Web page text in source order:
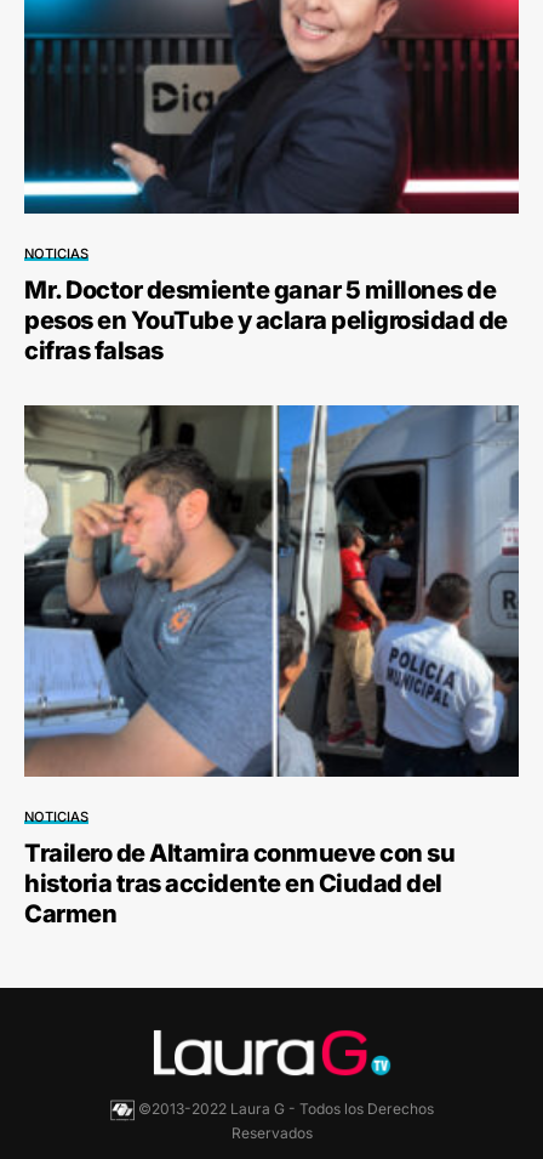
NOTICIAS
Mr. Doctor desmiente ganar 5 millones de
pesos en YouTube y aclara peligrosidad de
cifras falsas
NOTICIAS
Trailero de Altamira conmueve con su
historia tras accidente en Ciudad del
Carmen
©2013-2022 Laura G - Todos los Derechos
Reservados